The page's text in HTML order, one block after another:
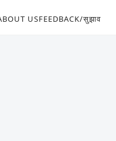
USFEEDBACK/सुझाव